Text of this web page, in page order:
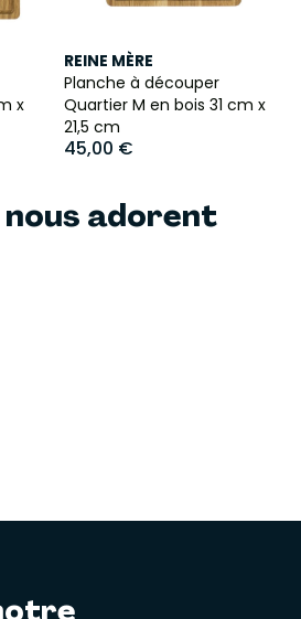
x
REINE MÈRE
Planche à découper
Quartier M en bois 31 cm x
21,5 cm
45,00 €
adorent